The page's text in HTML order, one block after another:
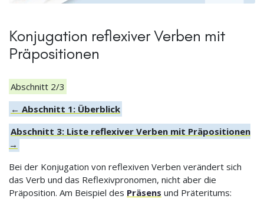
Konjugation reflexiver Verben mit
Präpositionen
Abschnitt 2/3
← Abschnitt 1: Überblick
Abschnitt 3: Liste reflexiver Verben mit Präpositionen
→
Bei der Konjugation von reflexiven Verben verändert sich
das Verb und das Reflexivpronomen, nicht aber die
Präposition. Am Beispiel des Präsens und Präteritums: